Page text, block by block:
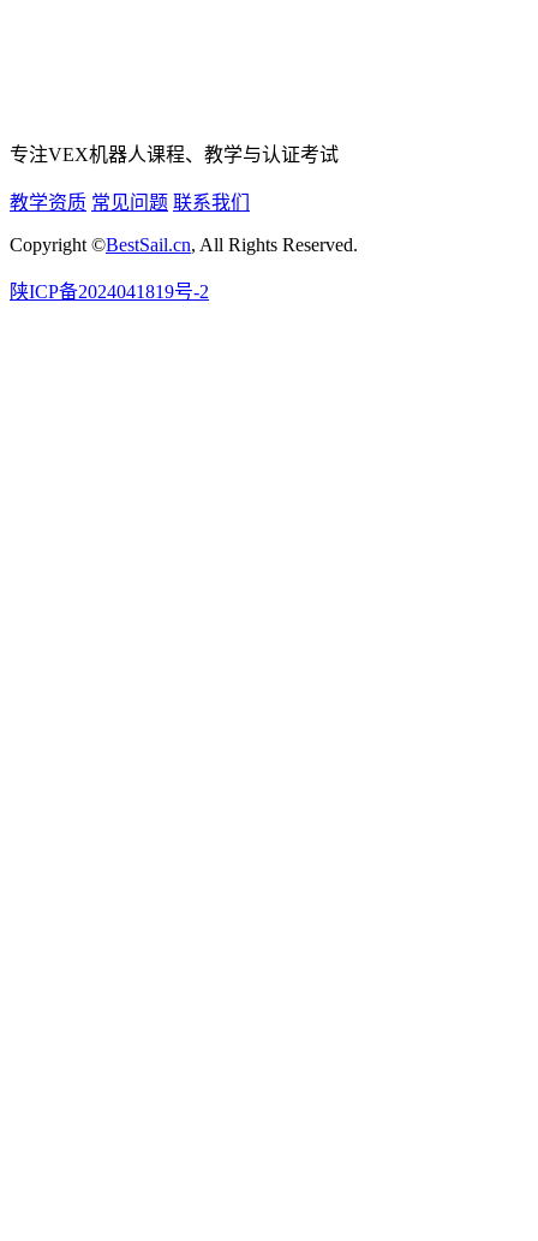
专注VEX机器人课程、教学与认证考试
教学资质 常见问题 联系我们
Copyright ©BestSail.cn, All Rights Reserved.
陕ICP备2024041819号-2